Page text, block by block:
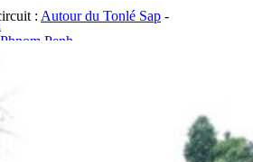
Penh
Sap
: Autour du Tonlé Sap -